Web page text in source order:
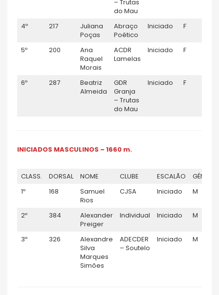
– Trutas
do Mau
4º
217
Juliana
Poças
Abraço
Poético
Iniciado F
5º 200
Ana
Raquel
Morais
ACDR
Lamelas
Iniciado F
6º 287
Beatriz
Almeida
GDR
Granja
– Trutas
do Mau
Iniciado F
INICIADOS MASCULINOS – 1660 m.
CLASS. DORSAL NOME CLUBE ESCALÃO
GÉNERO
1º
168
Samuel
Rios
CJSA Iniciado M
2º 384
Alexander
Preiger
Individual Iniciado M
3º 326
Alexandre
Silva
Marques
Simões
ADECDER
– Soutelo
Iniciado M